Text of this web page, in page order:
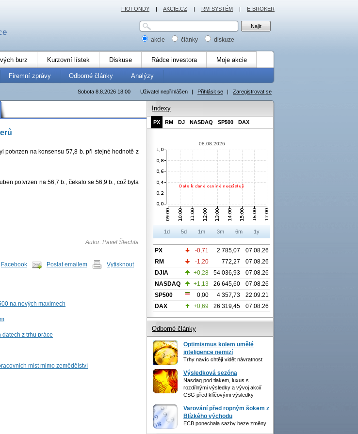
akcie články diskuze
burz Kurzovní lístek Diskuse Rádce investora Moje akcie
Firemní zprávy Odborné články Analýzy
Uživatel nepřihlášen | Přihlásit se | Zaregistrovat se
Sobota 8.8.2026 18:00
potvrzen na konsensu 57,8 b. při stejné hodnotě z
potvrzen na 56,7 b., čekalo se 56,9 b., což byla
Autor: Pavel Šlechta
Facebook Poslat emailem Vytisknout
na nových maximech
z trhu práce
míst mimo zemědělství
Indexy
PX RM DJ NASDAQ SP500 DAX
08.08.2026
1d 5d 1m 3m 6m 1y
PX -0,71 2 785,07
07.08.26
RM
-1,20 772,27
07.08.26
DJIA
+0,28 54 036,93
07.08.26
NASDAQ
+1,13 26 645,60
07.08.26
SP500
0,00 4 357,73
22.09.21
DAX
+0,69 26 319,45 07.08.26
Odborné články
Optimismus kolem umělé
inteligence nemizí
Trhy navíc chtějí vidět návratnost
Výsledková sezóna
Nasdaq pod tlakem, luxus s
rozdílnými výsledky a vývoj akcií
CSG před klíčovými výsledky
Varování před ropným šokem z
Blízkého východu
ECB ponechala sazby beze změny
FIOFONDY | AKCIE.CZ | RM-SYSTÉM | E-BROKER